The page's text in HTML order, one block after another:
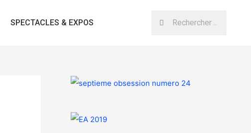
SPECTACLES & EXPOS